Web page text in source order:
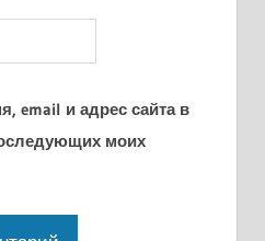
email и адрес сайта в
моих